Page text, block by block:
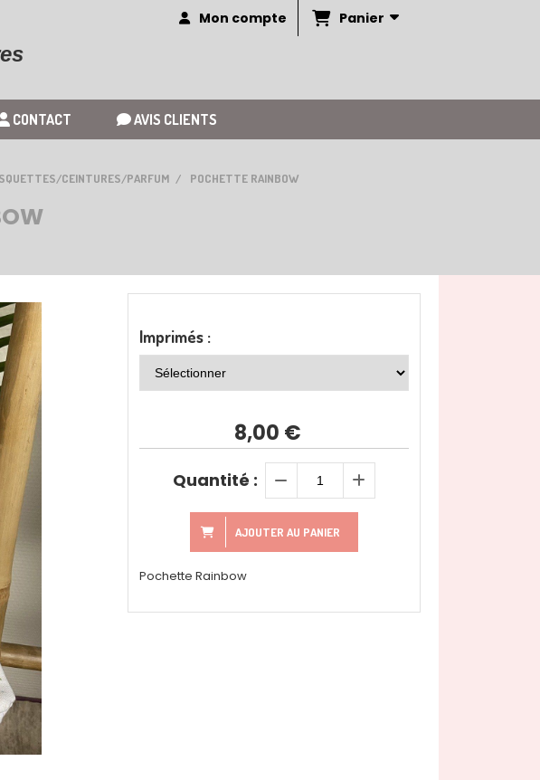
Mon compte Panier
CONTACT AVIS CLIENTS
CEINTURES/PARFUM POCHETTE RAINBOW
Imprimés :
8,00 €
Quantité :
AJOUTER AU PANIER
Pochette Rainbow